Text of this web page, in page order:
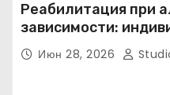
Реабилитация при
зависимости:
программы,
ресоциализация
Июн 28, 2026